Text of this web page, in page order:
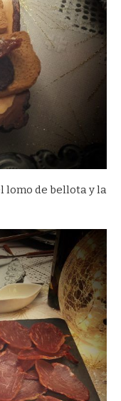
lomo de bellota y la